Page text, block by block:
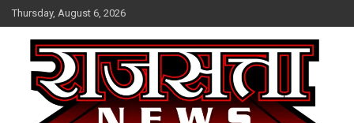
Skip
to
content
Thursday, August 6, 2026